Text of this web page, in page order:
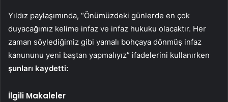
Yıldız paylaşımında, “Önümüzdeki günlerde en çok
duyacağımız kelime infaz ve infaz hukuku olacaktır. Her
zaman söylediğimiz gibi yamalı bohçaya dönmüş infaz
kanununu yeni baştan yapmalıyız” ifadelerini kullanırken
şunları kaydetti:
İlgili Makaleler